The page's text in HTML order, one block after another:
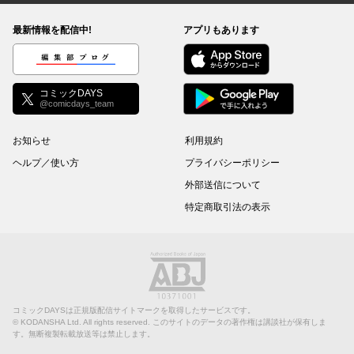
最新情報を配信中!
編集部ブログ
コミックDAYS
@comicdays_team
アプリもあります
お知らせ
ヘルプ／使い方
利用規約
プライバシーポリシー
外部送信について
特定商取引法の表示
コミックDAYSは正規版配信サイトマークを取得したサービスです。
© KODANSHA Ltd. All rights reserved. このサイトのデータの著作権は講談社が保有しま
す。無断複製転載放送等は禁止します。